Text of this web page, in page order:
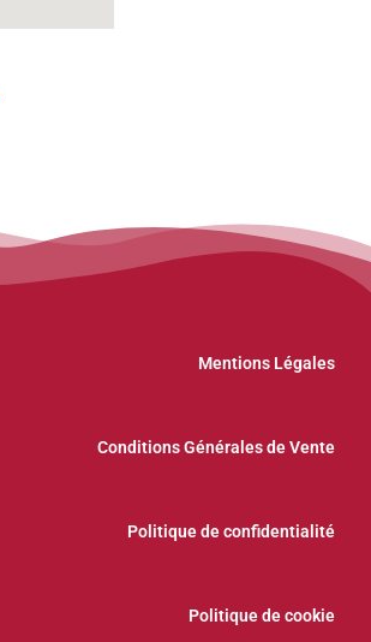
Mentions Légales
Conditions Générales de Vente
Politique de confidentialité
Politique de cookie